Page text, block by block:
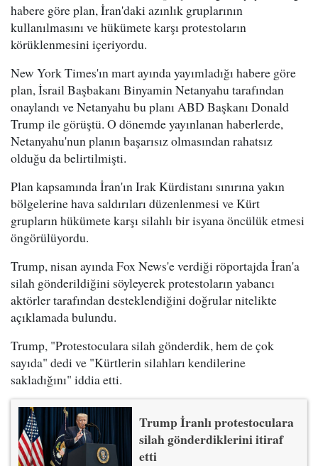
habere göre plan, İran'daki azınlık gruplarının
kullanılmasını ve hükümete karşı protestoların
körüklenmesini içeriyordu.
New York Times'ın mart ayında yayımladığı habere göre
plan, İsrail Başbakanı Binyamin Netanyahu tarafından
onaylandı ve Netanyahu bu planı ABD Başkanı Donald
Trump ile görüştü. O dönemde yayınlanan haberlerde,
Netanyahu'nun planın başarısız olmasından rahatsız
olduğu da belirtilmişti.
Plan kapsamında İran'ın Irak Kürdistanı sınırına yakın
bölgelerine hava saldırıları düzenlenmesi ve Kürt
grupların hükümete karşı silahlı bir isyana öncülük etmesi
öngörülüyordu.
Trump, nisan ayında Fox News'e verdiği röportajda İran'a
silah gönderildiğini söyleyerek protestoların yabancı
aktörler tarafından desteklendiğini doğrular nitelikte
açıklamada bulundu.
Trump, "Protestoculara silah gönderdik, hem de çok
sayıda" dedi ve "Kürtlerin silahları kendilerine
sakladığını" iddia etti.
Trump İranlı protestoculara
silah gönderdiklerini itiraf
etti